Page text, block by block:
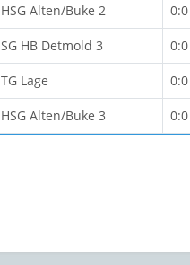
HSG Alten/Buke 2 0:0
SG HB Detmold 3 0:0
TG Lage 0:0
HSG Alten/Buke 3 0:0